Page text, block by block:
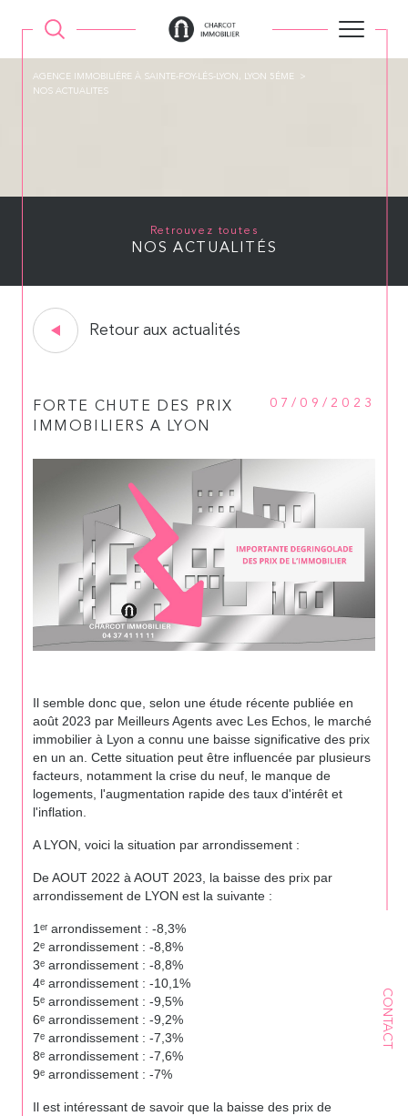
CONTACT
AGENCE IMMOBILIÉRE À SAINTE-FOY-LÉS-LYON, LYON 5ÉME
NOS ACTUALITES
Retrouvez toutes
NOS ACTUALITÉS
Retour aux actualités
FORTE CHUTE DES PRIX
IMMOBILIERS A LYON
07/09/2023
Il semble donc que, selon une étude récente publiée en
août 2023 par Meilleurs Agents avec Les Echos, le marché
immobilier à Lyon a connu une baisse significative des prix
en un an. Cette situation peut être influencée par plusieurs
facteurs, notamment la crise du neuf, le manque de
logements, l'augmentation rapide des taux d'intérêt et
l'inflation.
A LYON, voici la situation par arrondissement :
De AOUT 2022 à AOUT 2023, la baisse des prix par
arrondissement de LYON est la suivante :
1ᵉʳ arrondissement : -8,3%
2ᵉ arrondissement : -8,8%
3ᵉ arrondissement : -8,8%
4ᵉ arrondissement : -10,1%
5ᵉ arrondissement : -9,5%
6ᵉ arrondissement : -9,2%
7ᵉ arrondissement : -7,3%
8ᵉ arrondissement : -7,6%
9ᵉ arrondissement : -7%
Il est intéressant de savoir que la baisse des prix de